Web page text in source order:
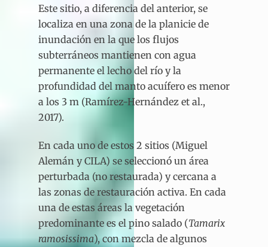
Este sitio, a diferencia del anterior, se
localiza en una zona de la planicie de
inundación en la que los flujos
subterráneos mantienen con agua
permanente el lecho del río y la
profundidad del manto acuífero es menor
a los 3 m (Ramírez-Hernández et al.,
2017).
En cada uno de estos 2 sitios (Miguel
Alemán y CILA) se seleccionó un área
perturbada (no restaurada) y cercana a
las zonas de restauración activa. En cada
una de estas áreas la vegetación
predominante es el pino salado (Tamarix
ramosissima), con mezcla de algunos